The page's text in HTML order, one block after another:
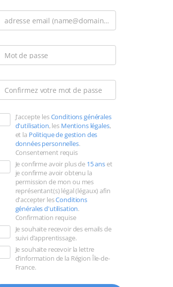
permis;
ponctuation,
points
autorisés.
adresse email (name@domain.com)
Mot de passe
Merci
de
à
nouveau
votre
mot
de
passe.
Confirmez votre mot de passe
J'accepte lesConditions générales
d'utilisation, les Mentions légales,
et la Politique de gestion des
données personnelles.
Consentement requis
Je confirme avoir plus de 15 ans et
je confirme avoir obtenu la
permission de mon ou mes
représentant(s) légal (légaux) afin
d'accepter lesConditions
générales d'utilisation.
Confirmation requise
Je souhaite recevoir des emails de
suivi d’apprentissage.
Je souhaite recevoir la lettre
d’information de la Région Île-de-
France.